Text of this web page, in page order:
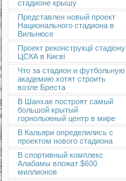
стадионе крышу
Представлен новый проект
Национального стадиона в
Вильнюсе
Проект реконструкції стадіону
ЦСКА в Києві
Что за стадион и футбольную
академию хотят строить
возле Бреста
В Шанхае построят самый
большой крытый
горнолыжный центр в мире
В Кальяри определились с
проектом нового стадиона
В спортивный комплекс
Алабамы вложат $600
миллионов